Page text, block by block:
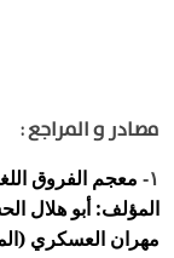
مصادر و المراجع :
١-
معجم الفروق
المؤلف: أبو هلال
مهران العسكري